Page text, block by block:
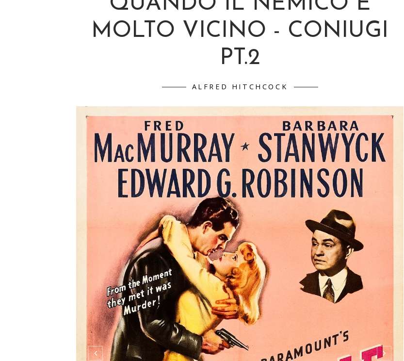
MOLTO VICINO - CONIUGI
PT.2
ALFRED HITCHCOCK